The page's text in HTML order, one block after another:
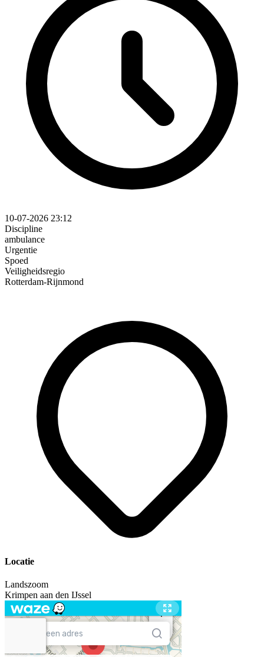
10-07-2026 23:12
Discipline
ambulance
Urgentie
Spoed
Veiligheidsregio
Rotterdam-Rijnmond
Locatie
Landszoom
Krimpen aan den IJssel